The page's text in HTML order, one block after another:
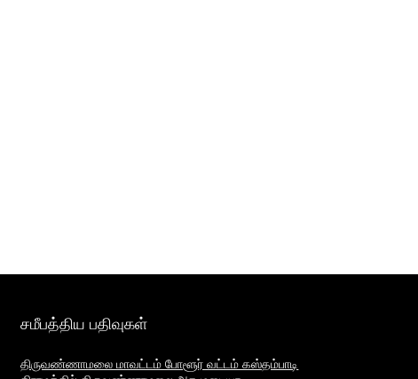
சமீபத்திய பதிவுகள்
திருவண்ணாமலை மாவட்டம் போளூர் வட்டம் கஸ்தம்பாடி